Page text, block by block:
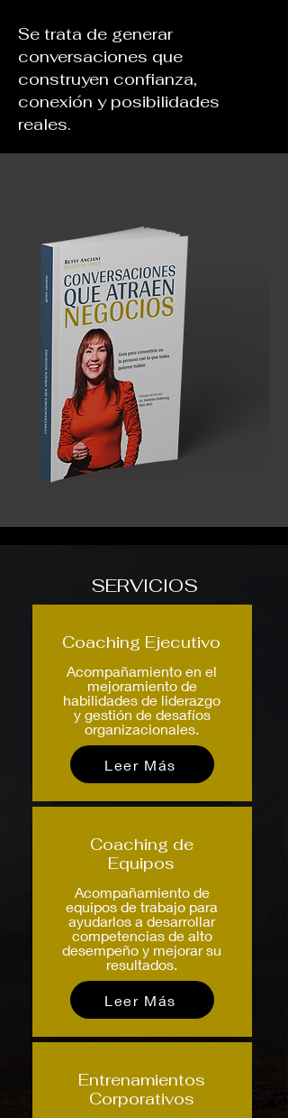
Se trata de generar
conversaciones que
construyen confianza,
conexión y posibilidades
reales.
SERVICIOS
Coaching Ejecutivo
Acompañamiento en el
mejoramiento de
habilidades de liderazgo
y gestión de desafíos
organizacionales.
Leer Más
Coaching de
Equipos
Acompañamiento de
equipos de trabajo para
ayudarlos a desarrollar
competencias de alto
desempeño y mejorar su
resultados.
Leer Más
Entrenamientos
Corporativos